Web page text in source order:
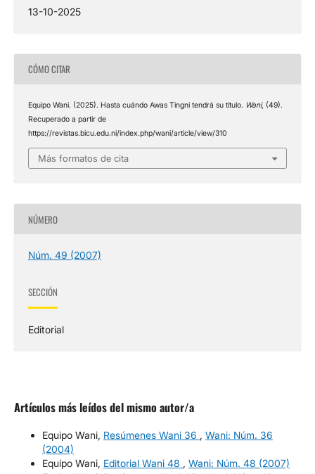
13-10-2025
CÓMO CITAR
Equipo Wani. (2025). Hasta cuándo Awas Tingni tendrá su título. Wani, (49).
Recuperado a partir de
https://revistas.bicu.edu.ni/index.php/wani/article/view/310
Más formatos de cita
NÚMERO
Núm. 49 (2007)
SECCIÓN
Editorial
Artículos más leídos del mismo autor/a
Equipo Wani, Resúmenes Wani 36 , Wani: Núm. 36
(2004)
Equipo Wani, Editorial Wani 48 , Wani: Núm. 48 (2007)